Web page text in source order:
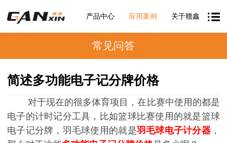
产品中心 应用案例 关于赣鑫
常见问答
简述多功能电子记分牌价格
对于现在的很多体育项目，在比赛中使用的都是
电子的计时记分工具，比如篮球比赛使用的就是篮球
电子记分牌，羽毛球使用的就是羽毛球电子计分器 ，